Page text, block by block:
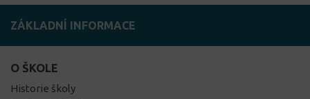
ZÁKLADNÍ INFORMACE
O ŠKOLE
Historie školy